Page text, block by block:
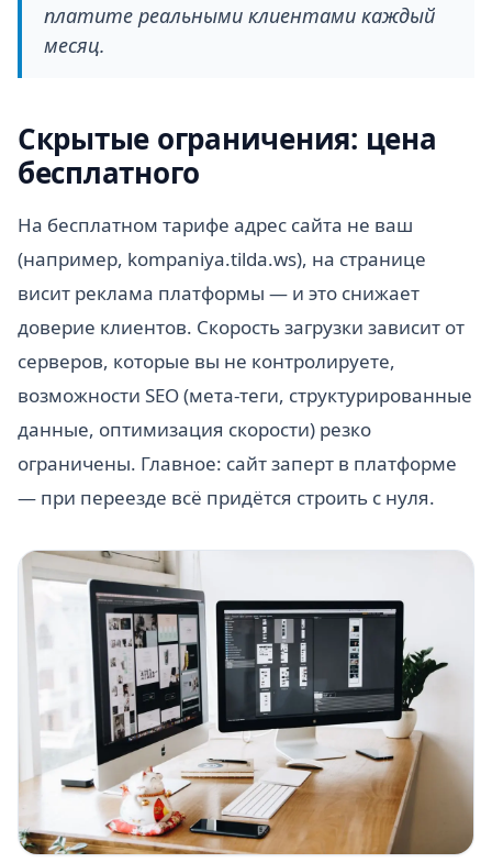
платите реальными клиентами каждый
месяц.
Скрытые ограничения: цена
бесплатного
На бесплатном тарифе адрес сайта не ваш
(например, kompaniya.tilda.ws), на странице
висит реклама платформы — и это снижает
доверие клиентов. Скорость загрузки зависит от
серверов, которые вы не контролируете,
возможности SEO (мета-теги, структурированные
данные, оптимизация скорости) резко
ограничены. Главное: сайт заперт в платформе
— при переезде всё придётся строить с нуля.